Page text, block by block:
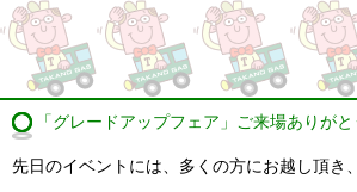
「グレードアップフェア」ご来場ありが
先日のイベントには、多くの方にお越し頂き